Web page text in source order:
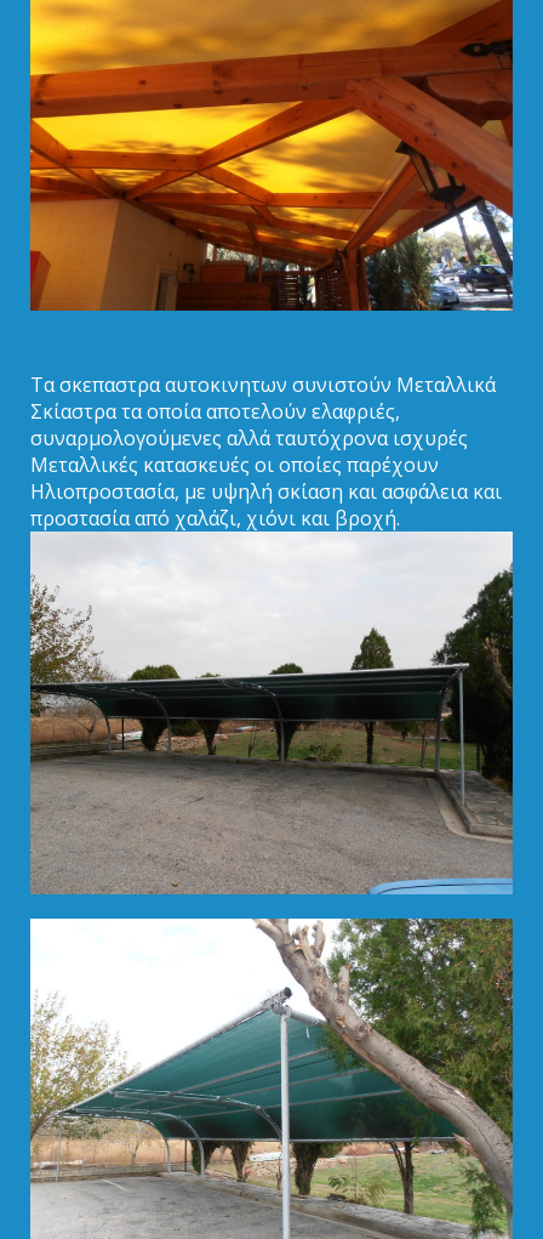
Τα σκεπαστρα αυτοκινητων συνιστούν Μεταλλικά
Σκίαστρα τα οποία αποτελούν ελαφριές,
συναρμολογούμενες αλλά ταυτόχρονα ισχυρές
Μεταλλικές κατασκευές οι οποίες παρέχουν
Ηλιοπροστασία, με υψηλή σκίαση και ασφάλεια και
προστασία από χαλάζι, χιόνι και βροχή.